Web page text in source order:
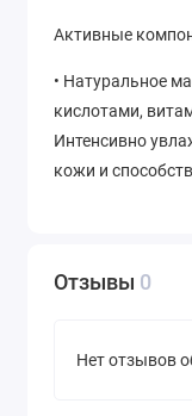
Активные
• Натуральное
кислотами,
Интенсивно
кожи и
Отзывы 0
Нет отзывов